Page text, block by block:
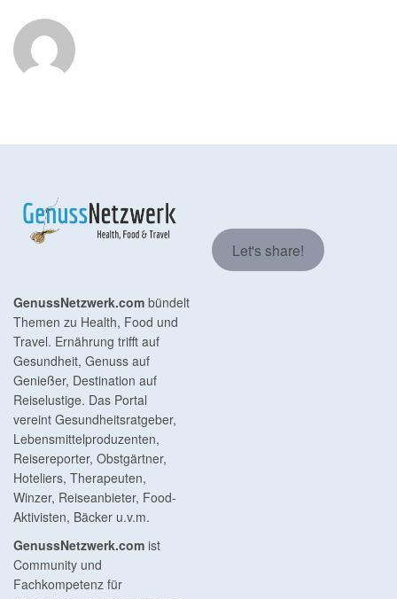
GenussNetzwerk.com bündelt
Themen zu Health, Food und
Travel. Ernährung trifft auf
Gesundheit, Genuss auf
Genießer, Destination auf
Reiselustige. Das Portal
vereint Gesundheitsratgeber,
Lebensmittelproduzenten,
Reisereporter, Obstgärtner,
Hoteliers, Therapeuten,
Winzer, Reiseanbieter, Food-
Aktivisten, Bäcker u.v.m.
GenussNetzwerk.com ist
Community und
Fachkompetenz für
Let's share!